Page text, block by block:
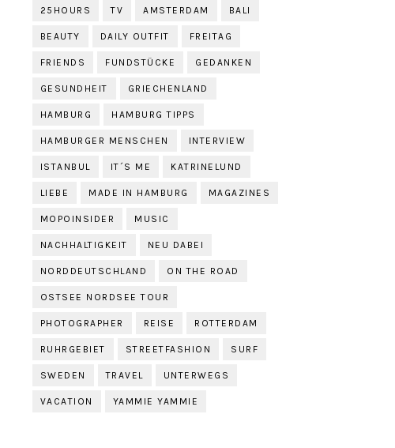
25HOURS TV AMSTERDAM BALI
BEAUTY DAILY OUTFIT FREITAG
FRIENDS FUNDSTÜCKE GEDANKEN
GESUNDHEIT GRIECHENLAND
HAMBURG HAMBURG TIPPS
HAMBURGER MENSCHEN INTERVIEW
ISTANBUL IT´S ME KATRINELUND
LIEBE MADE IN HAMBURG MAGAZINES
MOPOINSIDER MUSIC
NACHHALTIGKEIT NEU DABEI
NORDDEUTSCHLAND ON THE ROAD
OSTSEE NORDSEE TOUR
PHOTOGRAPHER REISE ROTTERDAM
RUHRGEBIET STREETFASHION SURF
SWEDEN TRAVEL UNTERWEGS
VACATION YAMMIE YAMMIE